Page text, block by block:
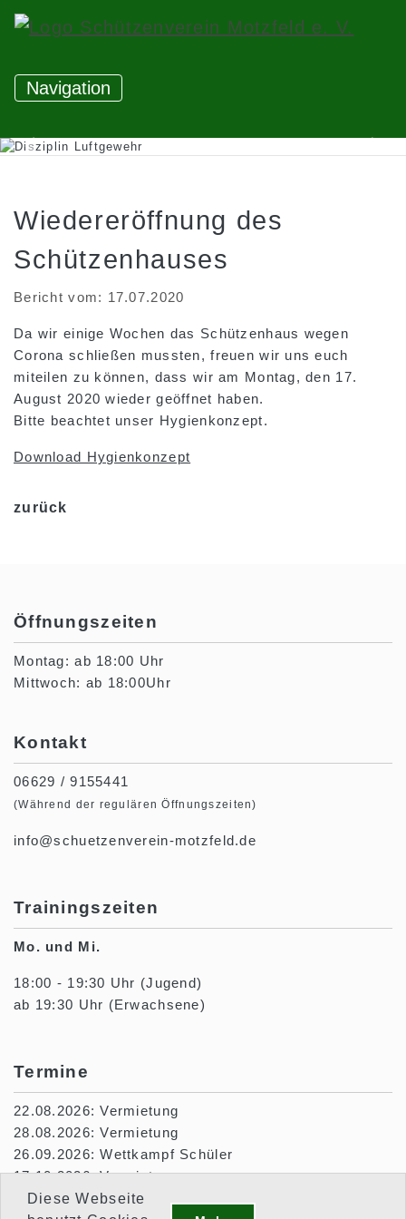
Navigation
Letztes Bild anzeigen
Wiedereröffnung des
Schützen­hauses
Bericht vom: 17.07.2020
Da wir einige Wochen das Schützenhaus wegen
Corona schließen mussten, freuen wir uns euch
miteilen zu können, dass wir am Montag, den 17.
August 2020 wieder geöffnet haben.
Bitte beachtet unser Hygienkonzept.
Download Hygienkonzept
zurück
Öffnungszeiten
Montag: ab 18:00 Uhr
Mittwoch: ab 18:00Uhr
Kontakt
06629 / 9155441
(Während der regulären Öffnungszeiten)
info@schuetzenverein-motzfeld.de
Trainingszeiten
Mo. und Mi.
18:00 - 19:30 Uhr (Jugend)
ab 19:30 Uhr (Erwachsene)
Termine
22.08.2026: Vermietung
28.08.2026: Vermietung
26.09.2026: Wettkampf Schüler
17.10.2026: Vermietung
10.01.2027: Wettkampf Hubertus Blankenheim
Diese Webseite